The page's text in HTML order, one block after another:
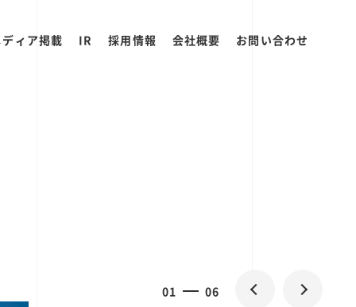
ィア掲載 IR 採用情報 会社概要 お問い合わせ
01 06